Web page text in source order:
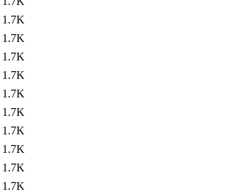
1.7K
1.7K
1.7K
1.7K
1.7K
1.7K
1.7K
1.7K
1.7K
1.7K